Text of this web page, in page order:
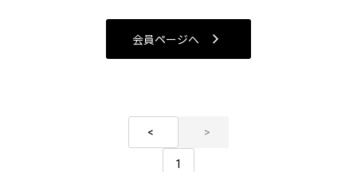
検索対象お部屋数
14件
会員ページへ
1